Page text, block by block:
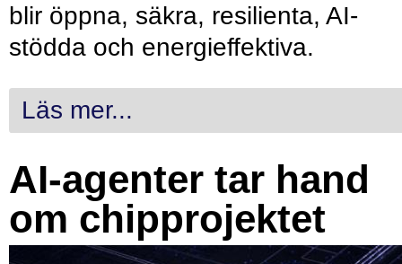
blir öppna, säkra, resilienta, AI-
stödda och energieffektiva.
Läs mer...
AI-agenter tar hand
om chipprojektet